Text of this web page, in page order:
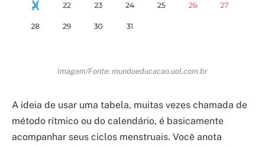
Imagem/Fonte: mundoeducacao.uol.com.br
A ideia de usar uma tabela, muitas vezes chamada de
método rítmico ou do calendário, é basicamente
acompanhar seus ciclos menstruais. Você anota